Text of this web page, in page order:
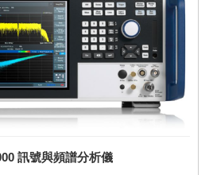
訊號與頻譜分析儀